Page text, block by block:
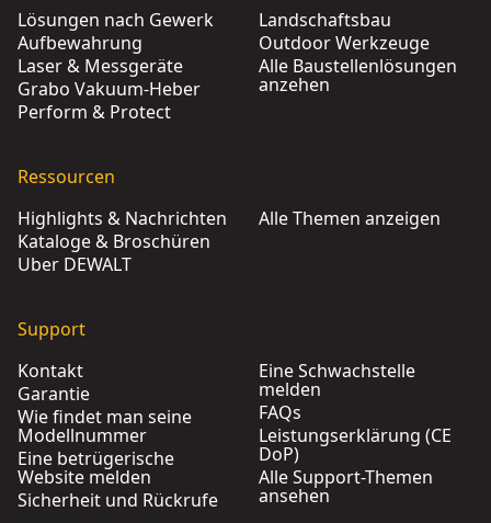
Lösungen nach Gewerk
Aufbewahrung
Laser & Messgeräte
Grabo Vakuum-Heber
Perform & Protect
Landschaftsbau
Outdoor Werkzeuge
Alle Baustellenlösungen
anzehen
Ressourcen
Highlights & Nachrichten
Kataloge & Broschüren
Über DEWALT
Alle Themen anzeigen
Support
Kontakt
Garantie
Wie findet man seine
Modellnummer
Eine betrügerische
Website melden
Sicherheit und Rückrufe
Eine Schwachstelle
melden
FAQs
Leistungserklärung (CE
DoP)
Alle Support-Themen
ansehen